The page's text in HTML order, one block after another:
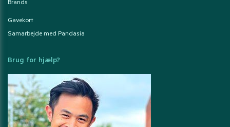
Brands
Gavekort
Samarbejde med Pandasia
Brug for hjælp?